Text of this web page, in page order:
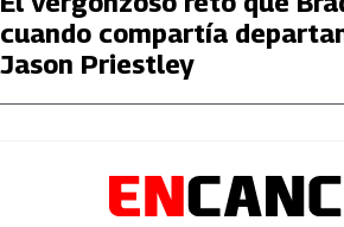
cuando compartía
Jason Priestley